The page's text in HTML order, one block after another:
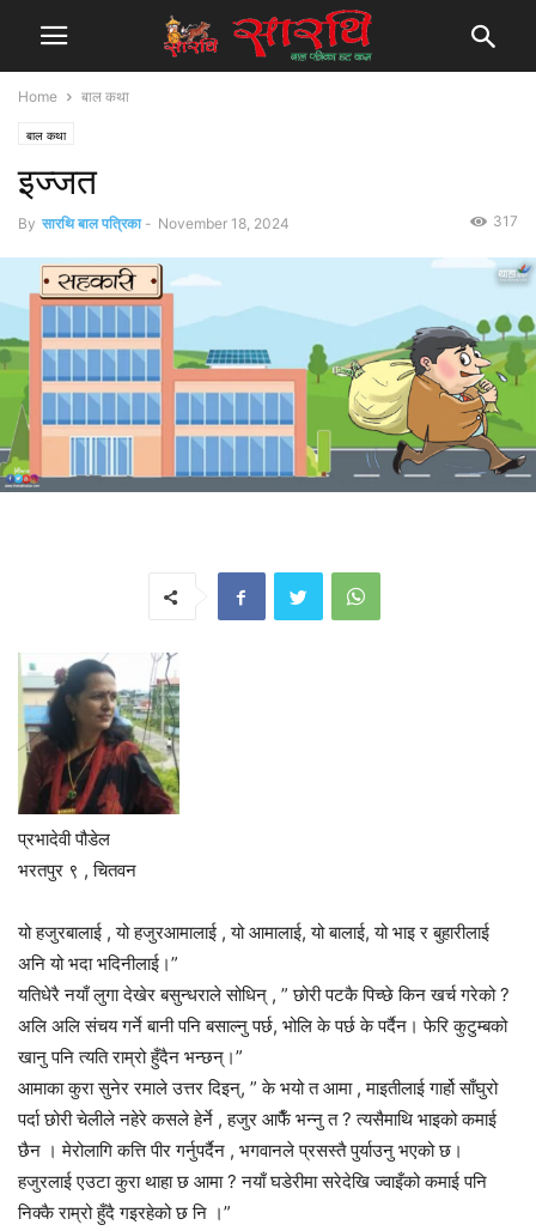
Home बाल कथा
बाल कथा
इज्जत
By सारथि बाल पत्रिका - November 18, 2024 317
प्रभादेवी पौडेल
भरतपुर ९ , चितवन
यो हजुरबालाई , यो हजुरआमालाई , यो आमालाई, यो बालाई, यो भाइ र बुहारीलाई
अनि यो भदा भदिनीलाई।”
यतिधेरै नयाँ लुगा देखेर बसुन्धराले सोधिन् , ” छोरी पटकै पिच्छे किन खर्च गरेको ?
अलि अलि संचय गर्ने बानी पनि बसाल्नु पर्छ, भोलि के पर्छ के पर्दैन। फेरि कुटुम्बको
खानु पनि त्यति राम्रो हुँदैन भन्छन्।”
आमाका कुरा सुनेर रमाले उत्तर दिइन्, ” के भयो त आमा , माइतीलाई गार्हो साँघुरो
पर्दा छोरी चेलीले नहेरे कसले हेर्ने , हजुर आफैँ भन्नु त ? त्यसैमाथि भाइको कमाई
छैन । मेरोलागि कत्ति पीर गर्नुपर्दैन , भगवानले प्रसस्तै पुर्याउनु भएको छ।
हजुरलाई एउटा कुरा थाहा छ आमा ? नयाँ घडेरीमा सरेदेखि ज्वाइँको कमाई पनि
निक्कै राम्रो हुँदै गइरहेको छ नि ।”